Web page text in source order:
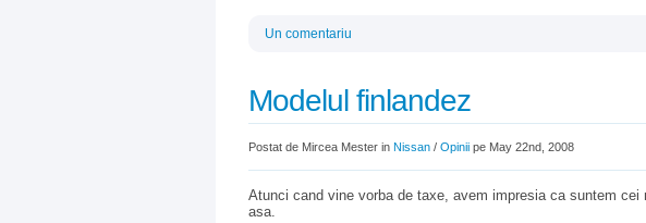
Un comentariu
Modelul finlandez
Postat de Mircea Mester in Nissan / Opinii pe May 22nd, 2008
Atunci cand vine vorba de taxe, avem impresia ca suntem
asa.